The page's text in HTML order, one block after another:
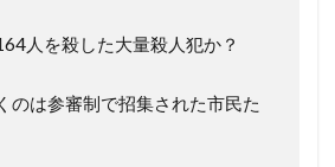
人を殺した大量殺人犯か？
のは参審制で招集された市民た